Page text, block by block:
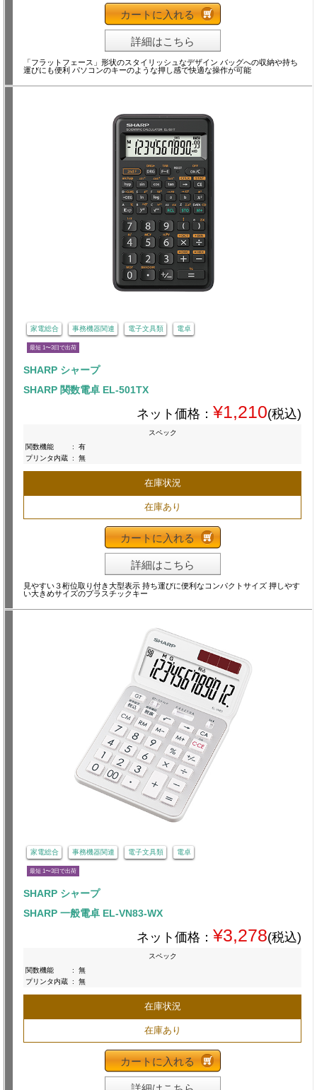
カートに入れる
詳細はこちら
「フラットフェース」形状のスタイリッシュなデザイン バッグへの収納や持ち
運びにも便利 パソコンのキーのような押し感で快適な操作が可能
家電総合 事務機器関連 電子文具類 電卓
最短 1〜3日で出荷
SHARP シャープ
SHARP 関数電卓 EL-501TX
ネット価格： ¥1,210(税込)
スペック
関数機能
:
有
プリンタ内蔵 : 無
在庫状況
在庫あり
カートに入れる
詳細はこちら
見やすい３桁位取り付き大型表示 持ち運びに便利なコンパクトサイズ 押しやす
い大きめサイズのプラスチックキー
家電総合 事務機器関連 電子文具類 電卓
最短 1〜3日で出荷
SHARP シャープ
SHARP 一般電卓 EL-VN83-WX
ネット価格： ¥3,278(税込)
スペック
関数機能
:
無
プリンタ内蔵 : 無
在庫状況
在庫あり
カートに入れる